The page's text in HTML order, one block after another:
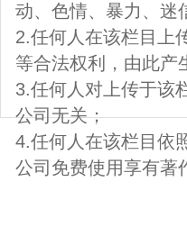
动、色情、暴力、迷
2.任何人在该栏目上
等合法权利，由此产
3.任何人对上传于该
公司无关；
4.任何人在该栏目依
公司免费使用享有著